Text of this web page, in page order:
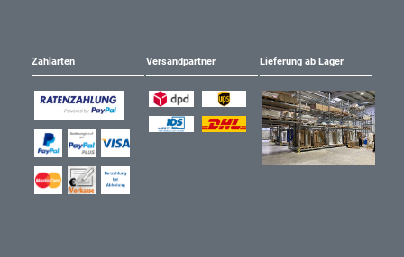
Zahlarten Versandpartner Lieferung ab Lager